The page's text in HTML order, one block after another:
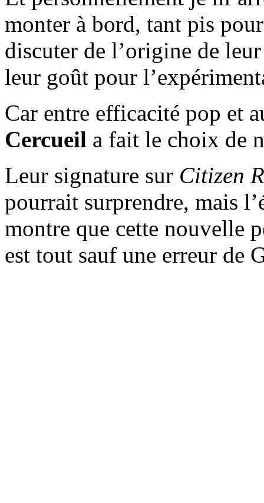
monter à bord, tant pis
discuter de l’origine de
leur goût pour
Car entre efficacité pop et
Cercueil a fait le choix de
Leur signature sur Citizen
pourrait surprendre, mais
montre que cette nouvelle
est tout sauf une erreur de